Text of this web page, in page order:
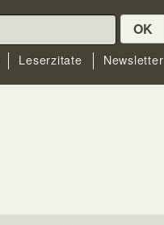
OK
Leserzitate Newsletter